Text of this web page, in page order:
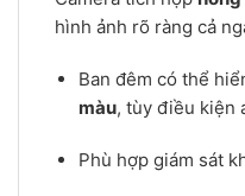
hình ảnh rõ ràng cả
Ban đêm có thể
màu, tùy điều kiện
Phù hợp giám sát